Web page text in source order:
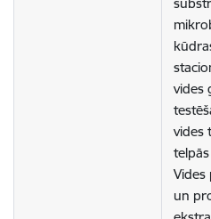
vides
vides
Vides
un